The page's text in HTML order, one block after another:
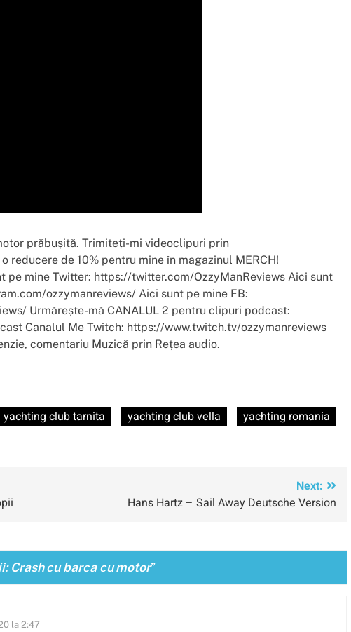
prăbușită. Trimiteți-mi videoclipuri prin
de 10% pentru mine în magazinul MERCH!
pe mine Twitter: https://twitter.com/OzzyManReviews Aici sunt
ozzymanreviews/ Aici sunt pe mine FB:
Urmărește-mă CANALUL 2 pentru clipuri podcast:
Canalul Me Twitch: https://www.twitch.tv/ozzymanreviews
comentariu Muzică prin Rețea audio.
yachting club tarnita yachting club vella
yachting romania
Next:
Hans Hartz – Sail Away Deutsche Version
Crash cu barca cu motor”
la 2:47